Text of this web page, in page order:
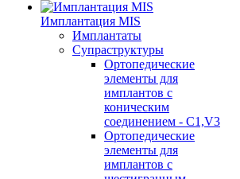
Имплантация MIS
Имплантаты
Супраструктуры
Ортопедические
элементы для
имплантов с
коническим
соединением - C1,V3
Ортопедические
элементы для
имплантов с